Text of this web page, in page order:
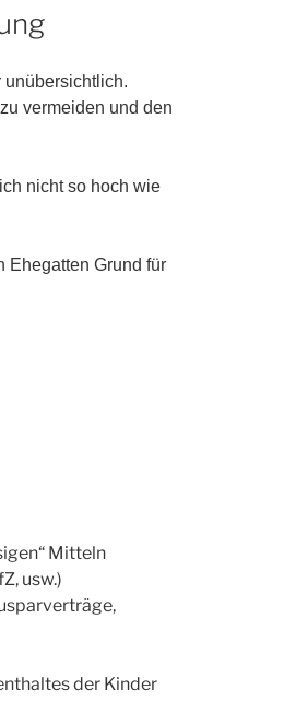
unübersichtlich.
vermeiden und den
nicht so hoch wie
Ehegatten Grund für
Mitteln
usw.)
der Kinder